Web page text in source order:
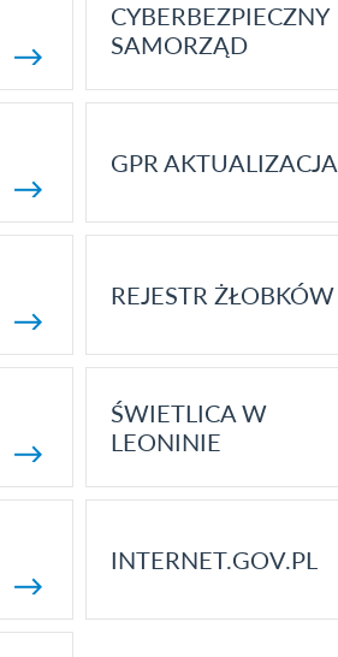
CYBERBEZPIECZNY
SAMORZĄD
GPR AKTUALIZACJA
REJESTR ŻŁOBKÓW
ŚWIETLICA W
LEONINIE
INTERNET.GOV.PL